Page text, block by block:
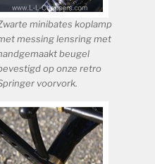
minibates koplamp
messing lensring met
beugel
op onze retro
voorvork.